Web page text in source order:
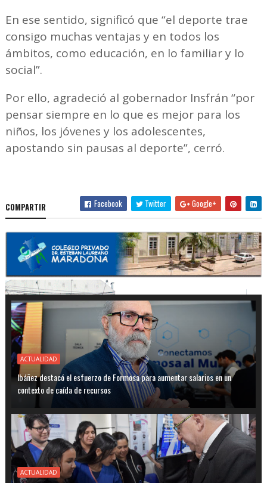
En ese sentido, significó que “el deporte trae
consigo muchas ventajas y en todos los
ámbitos, como educación, en lo familiar y lo
social”.
Por ello, agradeció al gobernador Insfrán “por
pensar siempre en lo que es mejor para los
niños, los jóvenes y los adolescentes,
apostando sin pausas al deporte”, cerró.
COMPARTIR Facebook Twitter Google+
ACTUALIDAD
Ibáñez destacó el esfuerzo de Formosa para aumentar salarios en un
contexto de caída de recursos
ACTUALIDAD